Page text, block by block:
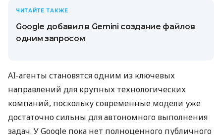
ЧИТАЙТЕ ТАКЖЕ
Google добавил в Gemini создание файлов
одним запросом
AI-агенты становятся одним из ключевых
направлений для крупных технологических
компаний, поскольку современные модели уже
достаточно сильны для автономного выполнения
задач. У Google пока нет полноценного публичного